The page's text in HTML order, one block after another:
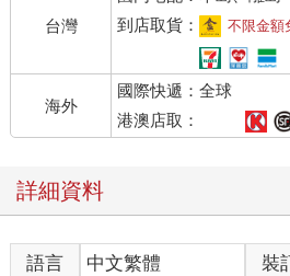
台灣
到店取貨：
不限金額
海外
國際快遞：全球
港澳店取：
詳細資料
語言 中文繁體 裝